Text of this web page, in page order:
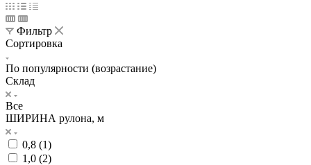
Фильтр
Сортировка
По популярности (возрастание)
Склад
Все
ШИРИНА рулона, м
0,8 (1)
1,0 (2)